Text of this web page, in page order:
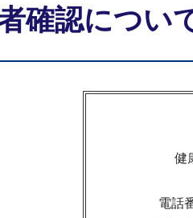
確認につい
健
電話